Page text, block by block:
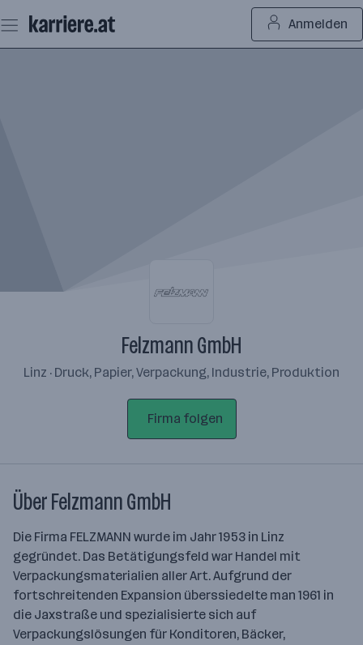
Seiteninhalt
springen
Anmelden
Felzmann GmbH
Linz · Druck, Papier, Verpackung, Industrie, Produktion
Firma folgen
Über Felzmann GmbH
Die Firma FELZMANN wurde im Jahr 1953 in Linz
gegründet. Das Betätigungsfeld war Handel mit
Verpackungsmaterialien aller Art. Aufgrund der
fortschreitenden Expansion überssiedelte man 1961 in
die Jaxstraße und spezialisierte sich auf
Verpackungslösungen für Konditoren, Bäcker,